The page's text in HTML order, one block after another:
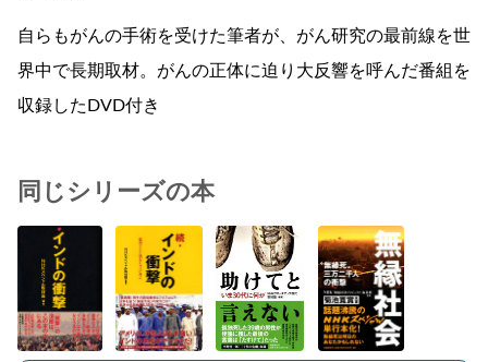
自らもがんの手術を受けた筆者が、がん研究の最前線を世
界中で長期取材。がんの正体に迫り大反響を呼んだ番組を
収録したDVD付き
同じシリーズの本